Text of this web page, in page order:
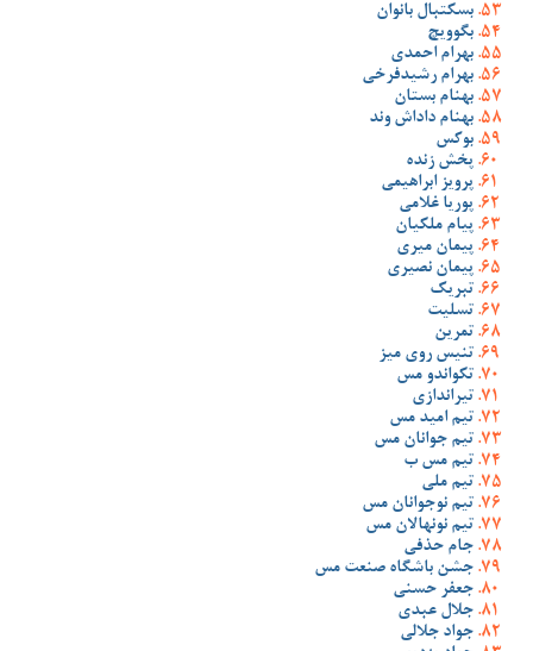
بسکتبال بانوان
بگوویچ
بهرام احمدی
بهرام رشیدفرخی
بهنام بستان
بهنام داداش وند
بوکس
پخش زنده
پرویز ابراهیمی
پوریا غلامی
پیام ملکیان
پیمان میری
پیمان نصیری
تبریک
تسلیت
تمرین
تنیس روی میز
تکواندو مس
تیراندازی
تیم امید مس
تیم جوانان مس
تیم مس ب
تیم ملی
تیم نوجوانان مس
تیم نونهالان مس
جام حذفی
جشن باشگاه صنعت مس
جعفر حسنی
جلال عبدی
جواد جلالی